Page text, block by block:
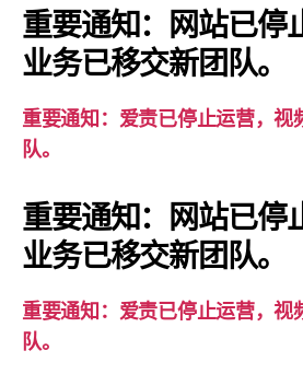
重要通知：网站已停
业务已移交新团队。
重要通知：爱责已停止运营，视
队。
重要通知：网站已停
业务已移交新团队。
重要通知：爱责已停止运营，视
队。